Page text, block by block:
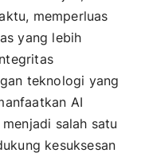
memperluas
yang lebih
teknologi yang
AI
salah satu
kesuksesan